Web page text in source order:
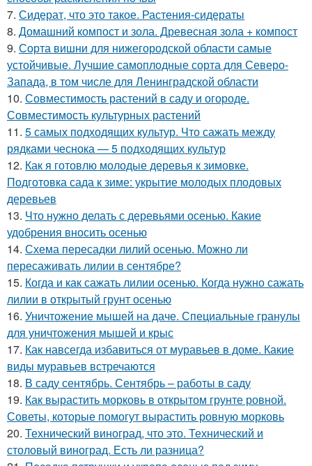
7. Сидерат, что это такое. Растения-сидераты
8. Домашний компост и зола. Древесная зола + компост
9. Сорта вишни для нижегородской области самые
устойчивые. Лучшие самоплодные сорта для Северо-
Запада, в том числе для Ленинградской области
10. Совместимость растений в саду и огороде.
Совместимость культурных растений
11. 5 самых подходящих культур. Что сажать между
рядками чеснока — 5 подходящих культур
12. Как я готовлю молодые деревья к зимовке.
Подготовка сада к зиме: укрытие молодых плодовых
деревьев
13. Что нужно делать с деревьями осенью. Какие
удобрения вносить осенью
14. Схема пересадки лилий осенью. Можно ли
пересаживать лилии в сентябре?
15. Когда и как сажать лилии осенью. Когда нужно сажать
лилии в открытый грунт осенью
16. Уничтожение мышей на даче. Специальные гранулы
для уничтожения мышей и крыс
17. Как навсегда избавиться от муравьев в доме. Какие
виды муравьев встречаются
18. В саду сентябрь. Сентябрь – работы в саду
19. Как вырастить морковь в открытом грунте ровной.
Советы, которые помогут вырастить ровную морковь
20. Технический виноград, что это. Технический и
столовый виноград. Есть ли разница?